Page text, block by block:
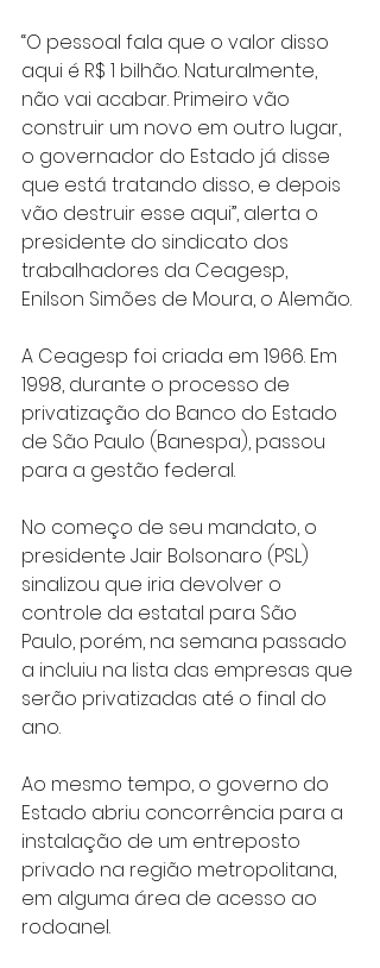
“O pessoal fala que o valor disso
aqui é R$ 1 bilhão. Naturalmente,
não vai acabar. Primeiro vão
construir um novo em outro lugar,
o governador do Estado já disse
que está tratando disso, e depois
vão destruir esse aqui”, alerta o
presidente do sindicato dos
trabalhadores da Ceagesp,
Enilson Simões de Moura, o Alemão.
A Ceagesp foi criada em 1966. Em
1998, durante o processo de
privatização do Banco do Estado
de São Paulo (Banespa), passou
para a gestão federal.
No começo de seu mandato, o
presidente Jair Bolsonaro (PSL)
sinalizou que iria devolver o
controle da estatal para São
Paulo, porém, na semana passado
a incluiu na lista das empresas que
serão privatizadas até o final do
ano.
Ao mesmo tempo, o governo do
Estado abriu concorrência para a
instalação de um entreposto
privado na região metropolitana,
em alguma área de acesso ao
rodoanel.